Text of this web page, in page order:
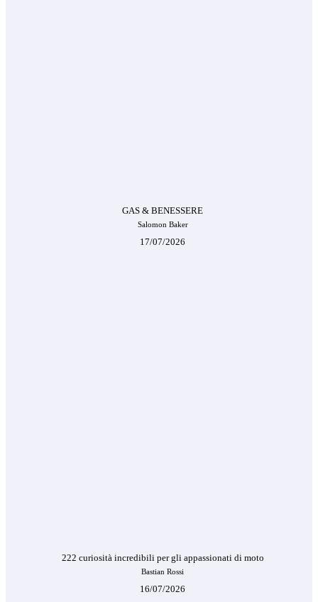
GAS & BENESSERE
Salomon Baker
17/07/2026
222 curiosità incredibili per gli appassionati di moto
Bastian Rossi
16/07/2026